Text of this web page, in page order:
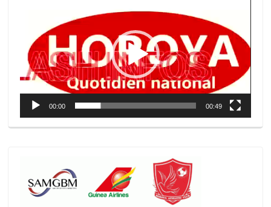
00:00 00:49